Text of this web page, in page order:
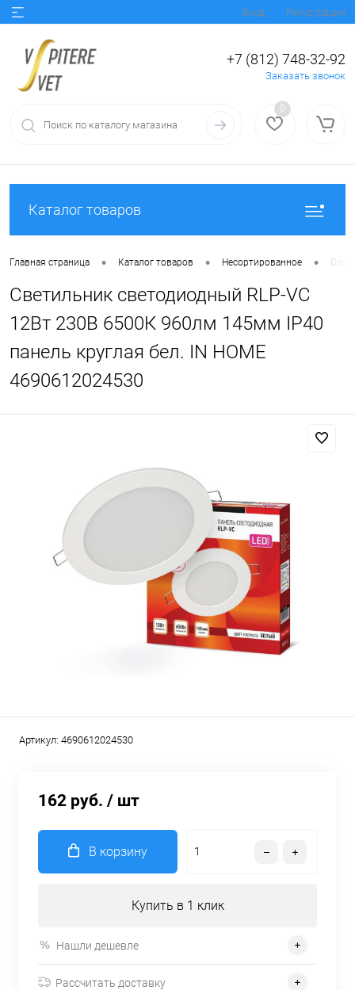
Вход Регистрация
+7 (812) 748-32-92
Заказать звонок
0
Каталог товаров
Главная страница • Каталог товаров • Несортированное •
Светильник светодиодный RLP-VC
12Вт 230В 6500К 960лм 145мм IP40
панель круглая бел. IN HOME
4690612024530
Артикул: 4690612024530
162 руб. / шт
В корзину
Купить в 1 клик
Нашли дешевле
Рассчитать доставку